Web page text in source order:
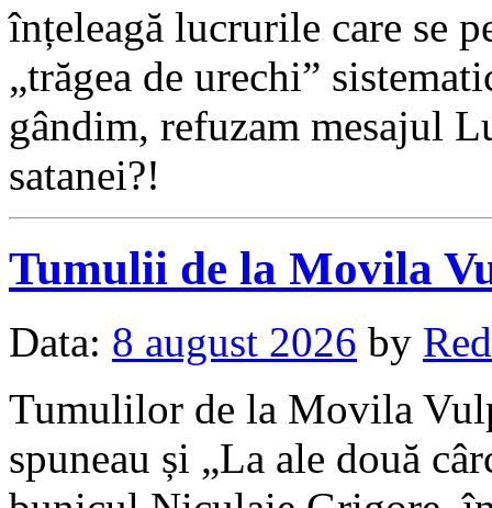
înțeleagă lucrurile care se
„trăgea de urechi”
gândim, refuzam mesajul
satanei?!
Tumulii de la Movila
Data: 8 august 2026 by
Tumulilor de la Movila
spuneau și „La ale două